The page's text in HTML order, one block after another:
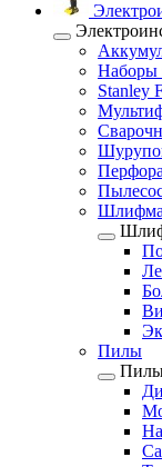
Наборы
Stanley
Пилы